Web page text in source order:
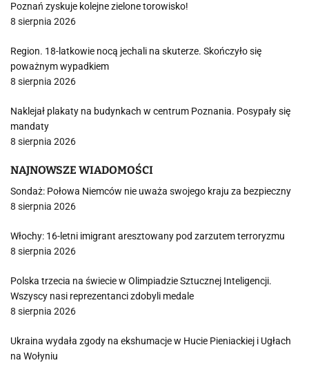
Poznań zyskuje kolejne zielone torowisko!
8 sierpnia 2026
Region. 18-latkowie nocą jechali na skuterze. Skończyło się
poważnym wypadkiem
8 sierpnia 2026
Naklejał plakaty na budynkach w centrum Poznania. Posypały się
mandaty
8 sierpnia 2026
NAJNOWSZE WIADOMOŚCI
Sondaż: Połowa Niemców nie uważa swojego kraju za bezpieczny
8 sierpnia 2026
Włochy: 16-letni imigrant aresztowany pod zarzutem terroryzmu
8 sierpnia 2026
Polska trzecia na świecie w Olimpiadzie Sztucznej Inteligencji.
Wszyscy nasi reprezentanci zdobyli medale
8 sierpnia 2026
Ukraina wydała zgody na ekshumacje w Hucie Pieniackiej i Ugłach
na Wołyniu